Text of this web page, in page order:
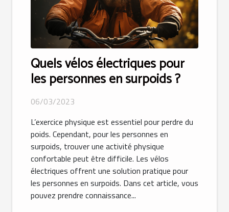
Quels vélos électriques pour
les personnes en surpoids ?
06/03/2023
L’exercice physique est essentiel pour perdre du
poids. Cependant, pour les personnes en
surpoids, trouver une activité physique
confortable peut être difficile. Les vélos
électriques offrent une solution pratique pour
les personnes en surpoids. Dans cet article, vous
pouvez prendre connaissance...